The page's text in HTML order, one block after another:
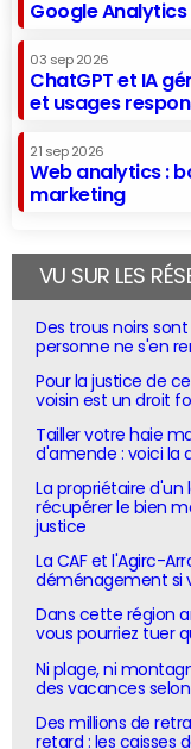
Google Analytics
03 sep 2026
ChatGPT et IA
et usages
21 sep 2026
Web analytics :
marketing
VU SUR LES
Des trous noirs
personne ne s'en
Pour la justice de
voisin est un droit
Tailler votre haie
d'amende : voici la
La propriétaire
récupérer le bien
justice
La CAF et l'Agirc-
déménagement si
Dans cette région
vous pourriez tuer
Ni plage, ni
des vacances
Des millions de
retard : les caisses